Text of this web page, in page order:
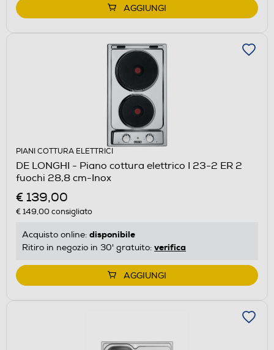
AGGIUNGI
PIANI COTTURA ELETTRICI
DE LONGHI - Piano cottura elettrico I 23-2 ER 2
fuochi 28,8 cm-Inox
€ 139,00
€ 149,00consigliato
Acquisto online: disponibile
Ritiro in negozio in 30' gratuito: verifica
AGGIUNGI